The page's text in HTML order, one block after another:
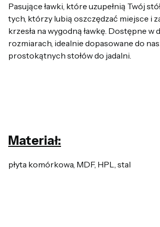
Pasujące ławki, które uzupełnią Twój
tych, którzy lubią oszczędzać miejsce i
krzesła na wygodną ławkę. Dostępne w
rozmiarach, idealnie dopasowane do
prostokątnych stołów do jadalni.
Materiał:
płyta komórkowa, MDF, HPL, stal